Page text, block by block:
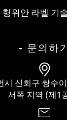
헝위안 라벨 기
- 문의하
시 신회구 쌍수
서쪽 지역 (제1